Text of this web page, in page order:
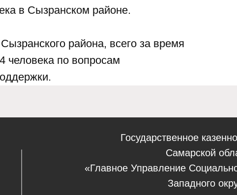
в Сызранском районе.
района, всего за время
человека по вопросам
Государственное
Самарской
«Главное Управление
Западного